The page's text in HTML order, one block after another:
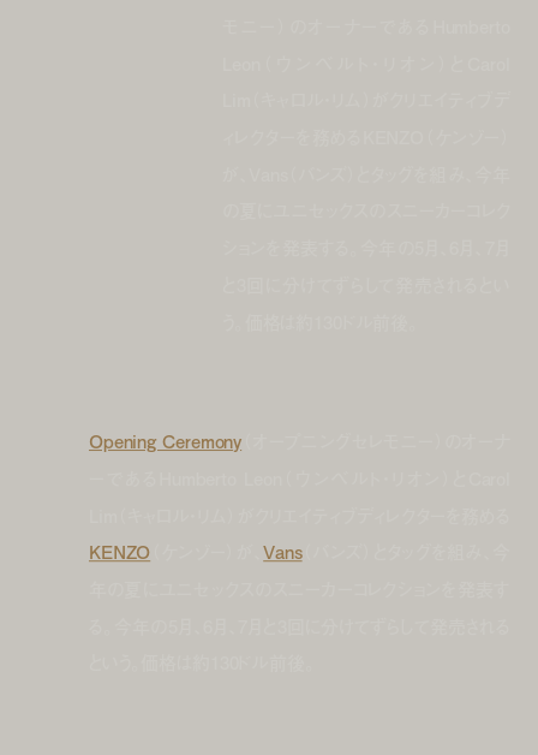
Opening Ceremony
KENZO （ケンゾー）が、Vans（バンズ）とタッグを組み、今